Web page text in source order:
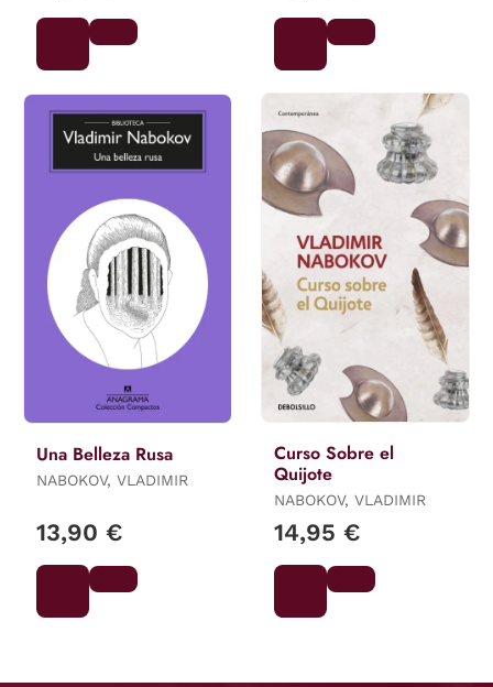
Una Belleza Rusa
NABOKOV, VLADIMIR
13,90 €
Curso Sobre el
Quijote
NABOKOV, VLADIMIR
14,95 €